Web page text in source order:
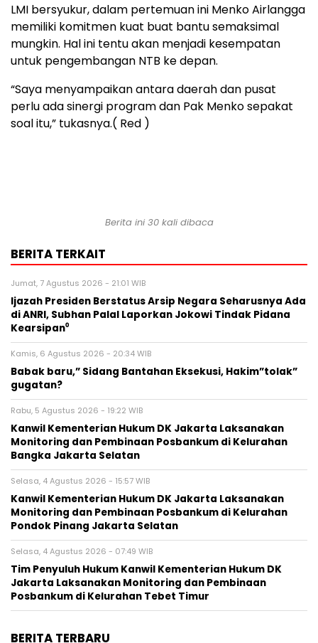
LMI bersyukur, dalam pertemuan ini Menko Airlangga
memiliki komitmen kuat buat bantu semaksimal
mungkin. Hal ini tentu akan menjadi kesempatan
untuk pengembangan NTB ke depan.
“Saya menyampaikan antara daerah dan pusat
perlu ada sinergi program dan Pak Menko sepakat
soal itu,” tukasnya.( Red )
Berita ini 30 kali dibaca
BERITA TERKAIT
Jumat, 7 Agustus 2026 - 21:01 WIB
Ijazah Presiden Berstatus Arsip Negara Seharusnya Ada
di ANRI, Subhan Palal Laporkan Jokowi Tindak Pidana
Kearsipan⁰
Kamis, 6 Agustus 2026 - 20:34 WIB
Babak baru,” Sidang Bantahan Eksekusi, Hakim”tolak”
gugatan?
Rabu, 5 Agustus 2026 - 19:22 WIB
Kanwil Kementerian Hukum DK Jakarta Laksanakan
Monitoring dan Pembinaan Posbankum di Kelurahan
Bangka Jakarta Selatan
Selasa, 4 Agustus 2026 - 15:57 WIB
Kanwil Kementerian Hukum DK Jakarta Laksanakan
Monitoring dan Pembinaan Posbankum di Kelurahan
Pondok Pinang Jakarta Selatan
Selasa, 4 Agustus 2026 - 07:49 WIB
Tim Penyuluh Hukum Kanwil Kementerian Hukum DK
Jakarta Laksanakan Monitoring dan Pembinaan
Posbankum di Kelurahan Tebet Timur
BERITA TERBARU